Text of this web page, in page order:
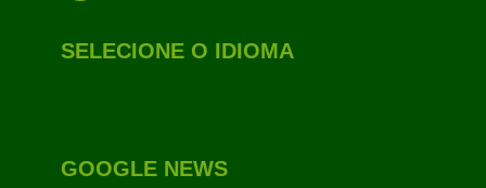
SELECIONE O IDIOMA
GOOGLE NEWS